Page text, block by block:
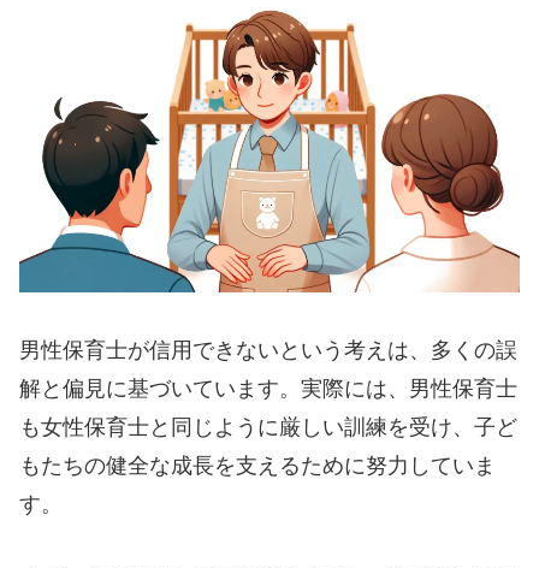
男性保育士が信用できないという考えは、多くの誤
解と偏見に基づいています。実際には、男性保育士
も女性保育士と同じように厳しい訓練を受け、子ど
もたちの健全な成長を支えるために努力していま
す。